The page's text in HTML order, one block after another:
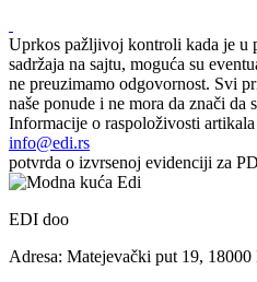
Uprkos pažljivoj kontroli kada je u
sadržaja na sajtu, moguća su
ne preuzimamo odgovornost. Svi
naše ponude i ne mora da znači da
Informacije o raspoloživosti
info@edi.rs
potvrda o izvrsenoj evidenciji za
EDI doo
Adresa: Matejevački put 19, 18000